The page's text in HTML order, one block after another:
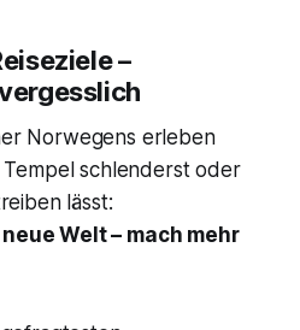
–
Norwegens erleben
schlenderst oder
lässt:
Welt – mach mehr